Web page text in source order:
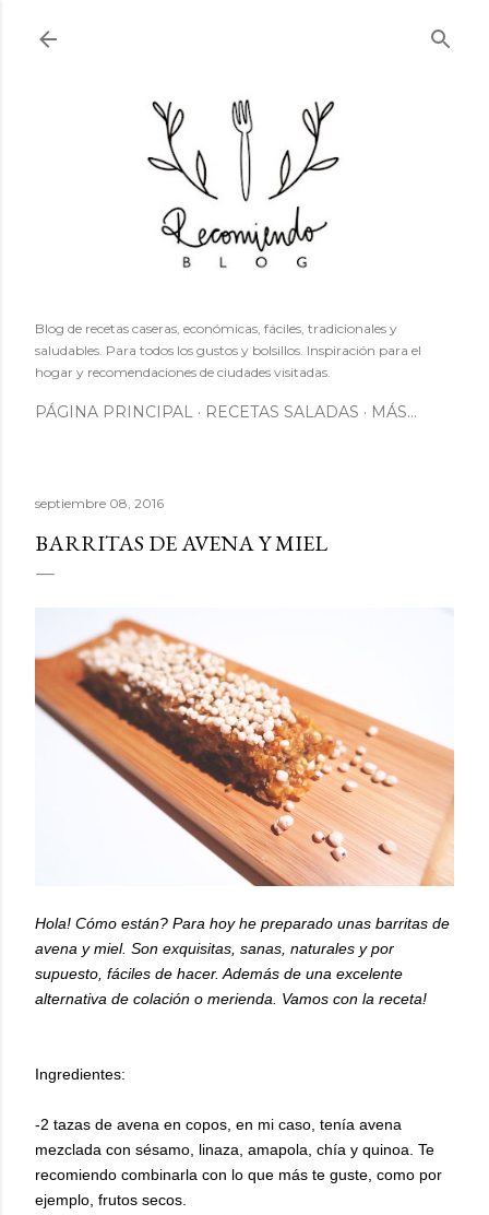
Blog de recetas caseras, económicas, fáciles, tradicionales y
saludables. Para todos los gustos y bolsillos. Inspiración para el
hogar y recomendaciones de ciudades visitadas.
PÁGINA PRINCIPAL RECETAS SALADAS MÁS…
septiembre 08, 2016
BARRITAS DE AVENA Y MIEL
Hola! Cómo están? Para hoy he preparado unas barritas de
avena y miel. Son exquisitas, sanas, naturales y por
supuesto, fáciles de hacer. Además de una excelente
alternativa de colación o merienda. Vamos con la receta!
Ingredientes:
-2 tazas de avena en copos, en mi caso, tenía avena
mezclada con sésamo, linaza, amapola, chía y quinoa. Te
recomiendo combinarla con lo que más te guste, como por
ejemplo, frutos secos.